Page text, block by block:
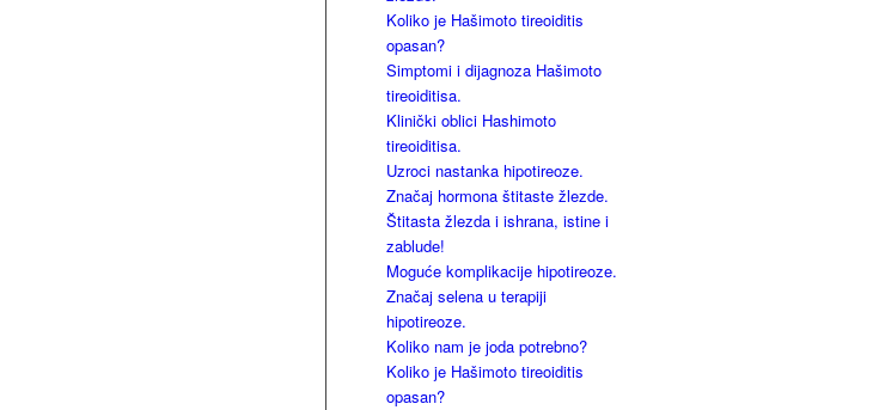
Koliko je Hašimoto tireoiditis
opasan?
Simptomi i dijagnoza Hašimoto
tireoiditisa.
Klinički oblici Hashimoto
tireoiditisa.
Uzroci nastanka hipotireoze.
Značaj hormona štitaste žlezde.
Štitasta žlezda i ishrana, istine i
zablude!
Moguće komplikacije hipotireoze.
Značaj selena u terapiji
hipotireoze.
Koliko nam je joda potrebno?
Koliko je Hašimoto tireoiditis
opasan?